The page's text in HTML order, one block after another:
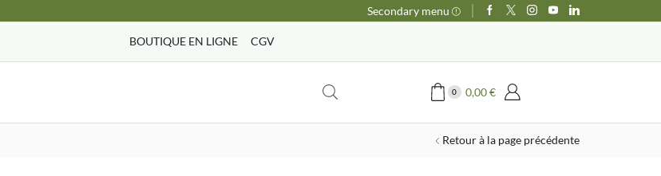
Secondary menu
BOUTIQUE EN LIGNE CGV
0 0,00€
Retour à la page précédente